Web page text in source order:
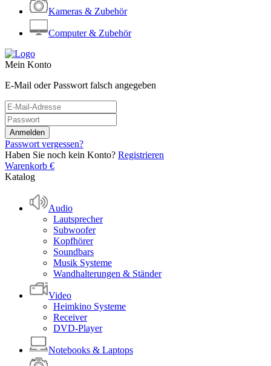
Kameras & Zubehör
Computer & Zubehör
Mein Konto
E-Mail oder Passwort falsch angegeben
Passwort vergessen?
Haben Sie noch kein Konto? Registrieren
Warenkorb €
Katalog
Audio
Lautsprecher
Subwoofer
Kopfhörer
Soundbars
Musik Systeme
Wandhalterungen & Ständer
Video
Heimkino Systeme
Receiver
DVD-Player
Notebooks & Laptops